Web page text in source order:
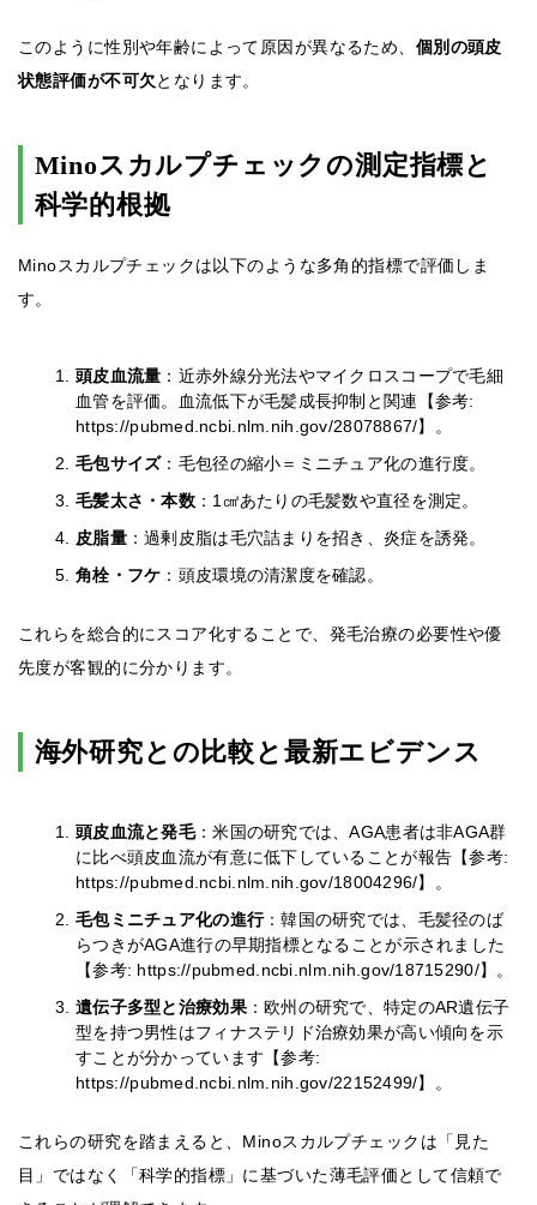
このように性別や年齢によって原因が異なるため、 個別の頭皮
状態評価が不可欠となります。
Minoスカルプチェックの測定指標と
科学的根拠
Minoスカルプチェックは以下のような多角的指標で評価しま
す。
頭皮血流量 ：近赤外線分光法やマイクロスコープで毛細
血管を評価。血流低下が毛髪成長抑制と関連【参考:
https://pubmed.ncbi.nlm.nih.gov/28078867/】。
毛包サイズ：毛包径の縮小＝ミニチュア化の進行度。
毛髪太さ・本数：1㎠あたりの毛髪数や直径を測定。
皮脂量：過剰皮脂は毛穴詰まりを招き、炎症を誘発。
角栓・フケ ：頭皮環境の清潔度を確認。
これらを総合的にスコア化することで、発毛治療の必要性や優
先度が客観的に分かります。
海外研究との比較と最新エビデンス
頭皮血流と発毛：米国の研究では、AGA患者は非AGA群
に比べ頭皮血流が有意に低下していることが報告【参考:
https://pubmed.ncbi.nlm.nih.gov/18004296/】。
毛包ミニチュア化の進行：韓国の研究では、毛髪径のば
らつきがAGA進行の早期指標となることが示されました
【参考: https://pubmed.ncbi.nlm.nih.gov/18715290/】。
遺伝子多型と治療効果：欧州の研究で、特定のAR遺伝子
型を持つ男性はフィナステリド治療効果が高い傾向を示
すことが分かっています【参考:
https://pubmed.ncbi.nlm.nih.gov/22152499/】。
これらの研究を踏まえると、Minoスカルプチェックは「見た
目」ではなく「科学的指標」に基づいた薄毛評価として信頼で